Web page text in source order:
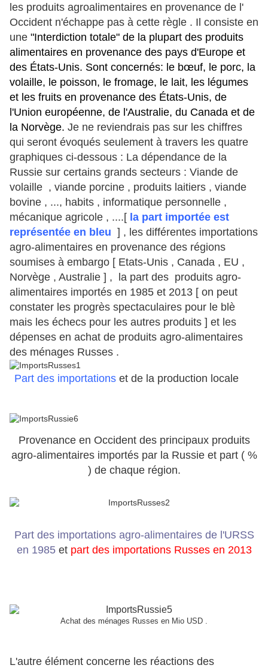
les produits agroalimentaires en provenance de l'
Occident n'échappe pas à cette règle . Il consiste en
une "Interdiction totale" de la plupart des produits
alimentaires en provenance des pays d'Europe et
des États-Unis. Sont concernés: le bœuf, le porc, la
volaille, le poisson, le fromage, le lait, les légumes
et les fruits en provenance des États-Unis, de
l'Union européenne, de l'Australie, du Canada et de
la Norvège. Je ne reviendrais pas sur les chiffres
qui seront évoqués seulement à travers les quatre
graphiques ci-dessous : La dépendance de la
Russie sur certains grands secteurs : Viande de
volaille , viande porcine , produits laitiers , viande
bovine , ..., habits , informatique personnelle ,
mécanique agricole , ....[ la part importée est
représentée en bleu ] , les différentes importations
agro-alimentaires en provenance des régions
soumises à embargo [ Etats-Unis , Canada , EU ,
Norvège , Australie ] , la part des produits agro-
alimentaires importés en 1985 et 2013 [ on peut
constater les progrès spectaculaires pour le blè
mais les échecs pour les autres produits ] et les
dépenses en achat de produits agro-alimentaires
des ménages Russes .
Part des importations et de la production locale
Provenance en Occident des principaux produits
agro-alimentaires importés par la Russie et part ( %
) de chaque région.
Part des importations agro-alimentaires de l'URSS
en 1985et part des importations Russes en 2013
Achat des ménages Russes en Mio USD .
L'autre élément concerne les réactions des